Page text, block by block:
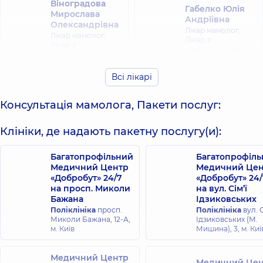
Віноградова
Мирослава
Олександрівна
Лікар мамолог;
Хірург-онколог,
8
Габелко Юлія
Андріївна
Лікар мамолог;
Гребенюк
Валерійович
Хірург-онколог;
Лікар мамолог;
Хірург,11 років
досвіду
Анатоліївна
Лікар мамолог;
Онколог,
37 років
досвіду
Палиця
Валентин
Ярославович
Лікар мамолог;
досвіду
Ковальов
Богдан
Сергійович
Всі лікарі
Консультація мамолога, Пакети послуг:
Клініки, де надають пакетну послугу(и):
Багатопрофільний
Медичний Центр
«Добробут» 24/7
на просп. Миколи
Бажана
Поліклініка просп.
Миколи Бажана, 12-А,
м. Київ
Медичний
«Добробут»
на вул. Сім’ї
Ідзиковських
Поліклініка вул.
Ідзиковських (М.
Мишина), 3, м.
Медичний Центр